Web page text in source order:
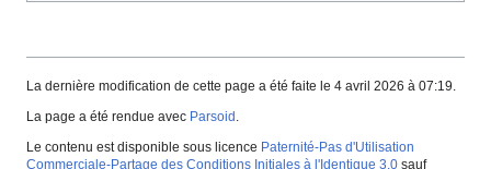
La dernière modification de cette page a été faite le 4 avril 2026 à 07:19.
La page a été rendue avec Parsoid
Le contenu est disponible sous licence Paternité-Pas d'Utilisation
Commerciale-Partage des Conditions Initiales à l'Identique 3.0 sauf